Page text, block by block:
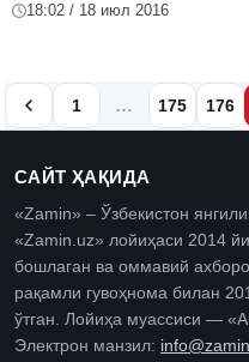
18:02 / 18 июл 2016
1 … 175 176
САЙТ ҲАҚИДА
«Zamin» – Ўзбекистон
«Zamin.uz» лойиҳаси 2014
бошлаган ва оммавий
рақамли гувоҳнома билан
ўтган. Лойиҳа муассиси —
Электрон манзил: